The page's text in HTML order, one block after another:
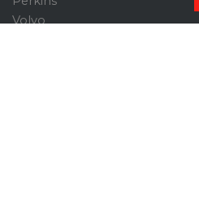
Volvo